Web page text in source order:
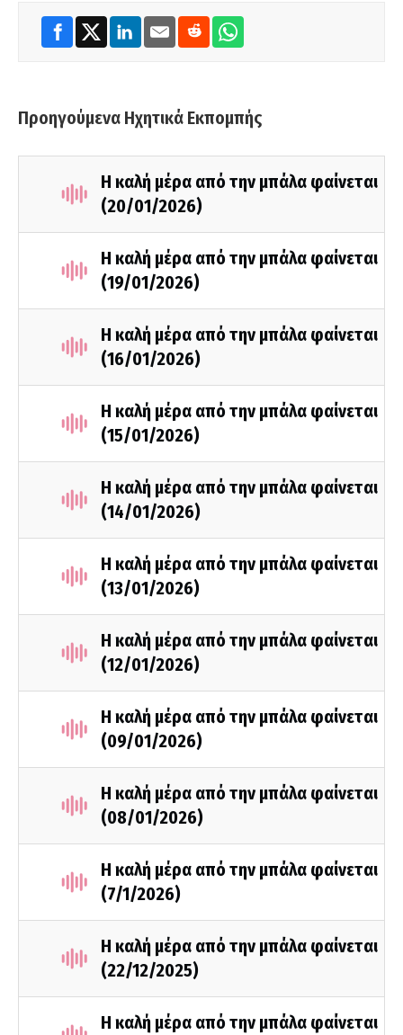
Προηγούμενα Ηχητικά Εκπομπής
Η καλή μέρα από την μπάλα φαίνεται
(20/01/2026)
Η καλή μέρα από την μπάλα φαίνεται
(19/01/2026)
Η καλή μέρα από την μπάλα φαίνεται
(16/01/2026)
Η καλή μέρα από την μπάλα φαίνεται
(15/01/2026)
Η καλή μέρα από την μπάλα φαίνεται
(14/01/2026)
Η καλή μέρα από την μπάλα φαίνεται
(13/01/2026)
Η καλή μέρα από την μπάλα φαίνεται
(12/01/2026)
Η καλή μέρα από την μπάλα φαίνεται
(09/01/2026)
Η καλή μέρα από την μπάλα φαίνεται
(08/01/2026)
Η καλή μέρα από την μπάλα φαίνεται
(7/1/2026)
Η καλή μέρα από την μπάλα φαίνεται
(22/12/2025)
Η καλή μέρα από την μπάλα φαίνεται